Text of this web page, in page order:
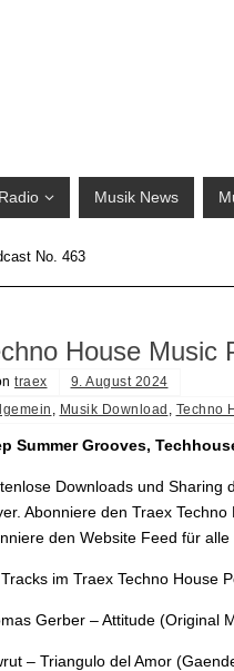
Radio Musik News
No. 463
House Music
traex
9. August 2024
, Musik Download , Techno
Summer Grooves,
Downloads und Sharing
Abonniere den Traex
den Website Feed für alle
im Traex Techno House
Gerber – Attitude (Original
– Triangulo del Amor